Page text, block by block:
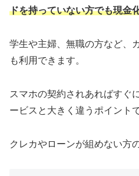
ドを持っていない方でも現金
学生や主婦、無職の方など、
も利用できます。
スマホの契約されあればすぐ
ービスと大きく違うポイントで
クレカやローンが組めない方